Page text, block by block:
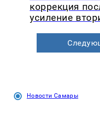
коррекция
усиление
Новости Самары